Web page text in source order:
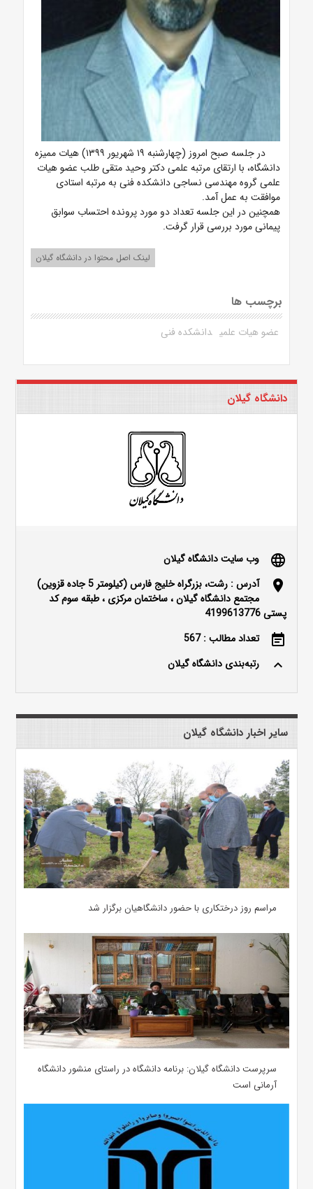
در جلسه صبح امروز (چهارشنبه ۱۹ شهریور ۱۳۹۹) هیات ممیزه
دانشگاه، با ارتقای مرتبه علمی دکتر وحید متقی طلب عضو هیات
علمی گروه مهندسی نساجی دانشکده فنی به مرتبه استادی
موافقت به عمل آمد.
همچنین در این جلسه تعداد دو مورد پرونده احتساب سوابق
پیمانی مورد بررسی قرار گرفت.
لینک اصل محتوا در دانشگاه گیلان
برچسب ها
عضو هیات علمی دانشکده فنی
دانشگاه گیلان
language وب سایت دانشگاه گیلان
location_on
آدرس : رشت، بزرگراه خلیج فارس (کیلومتر 5 جاده قزوین)
مجتمع دانشگاه گیلان ، ساختمان مرکزی ، طبقه سوم کد
پستی 4199613776
event_note تعداد مطالب : 567
keyboard_arrow_up رتبه‌بندی دانشگاه گیلان
سایر اخبار دانشگاه گیلان
مراسم روز درختکاری با حضور دانشگاهیان برگزار شد
سرپرست دانشگاه گیلان: برنامه دانشگاه در راستای منشور دانشگاه
آرمانی است